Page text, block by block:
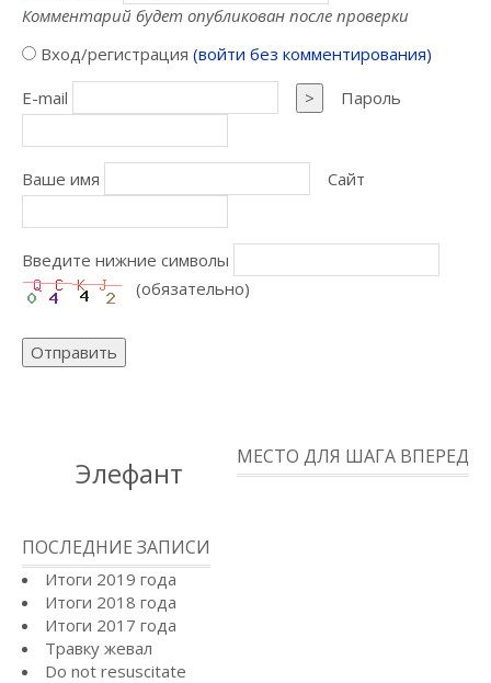
Комментарий будет опубликован после проверки
Вход/регистрация (войти без комментирования)
E-mail
> Пароль
Ваше имя Сайт
Введите нижние символы
(обязательно)
Отправить
Элефант МЕСТО ДЛЯ ШАГА ВПЕРЕД
ПОСЛЕДНИЕ ЗАПИСИ
Итоги 2019 года
Итоги 2018 года
Итоги 2017 года
Травку жевал
Do not resuscitate